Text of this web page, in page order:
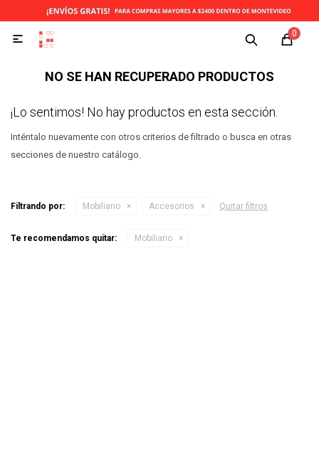
0

NO SE HAN RECUPERADO PRODUCTOS
¡Lo sentimos! No hay productos en esta sección.
Inténtalo nuevamente con otros criterios de filtrado o busca en otras
secciones de nuestro catálogo.
Filtrando por: Mobiliario Accesorios Quitar filtros
Te recomendamos quitar: Mobiliario